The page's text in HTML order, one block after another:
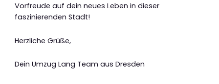
Vorfreude auf dein neues Leben in dieser
faszinierenden Stadt!
Herzliche Grüße,
Dein Umzug Lang Team aus Dresden